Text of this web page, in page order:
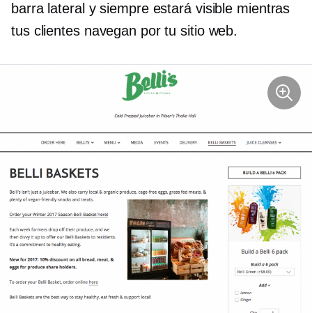
barra lateral y siempre estará visible mientras
tus clientes navegan por tu sitio web.